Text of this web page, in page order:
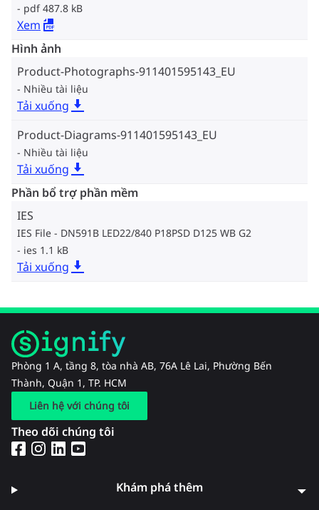
pdf 487.8 kB
Xem
Hình ảnh
Product-Photographs-911401595143_EU
Nhiều tài liệu
Tải xuống
Product-Diagrams-911401595143_EU
Nhiều tài liệu
Tải xuống
Phần bổ trợ phần mềm
IES
IES File - DN591B LED22/840 P18PSD D125 WB G2
ies 1.1 kB
Tải xuống
Phòng 1 A, tầng 8, tòa nhà AB, 76A Lê Lai, Phường Bến
Thành, Quận 1, TP. HCM
Liên hệ với chúng tôi
Theo dõi chúng tôi
Khám phá thêm